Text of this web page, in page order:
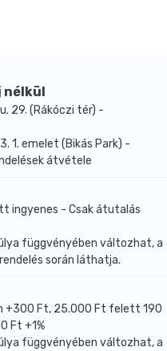
nélkül
29. (Rákóczi tér) -
1. emelet (Bikás Park) -
átvétele
ingyenes - Csak átutalás
függvényében változhat, a
során láthatja.
+300 Ft, 25.000 Ft felett 190
Ft +1%
függvényében változhat, a